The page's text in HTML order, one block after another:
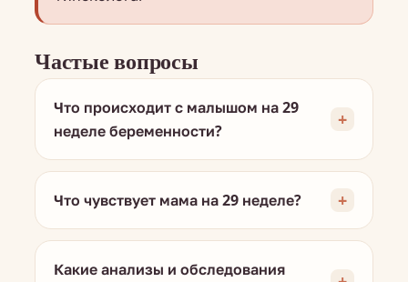
Частые вопросы
Что происходит с малышом на 29
неделе беременности?
Что чувствует мама на 29 неделе?
Какие анализы и обследования